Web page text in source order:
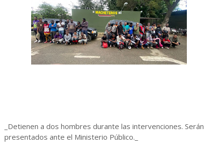
_Detienen a dos hombres durante las intervenciones. Serán
presentados ante el Ministerio Público._